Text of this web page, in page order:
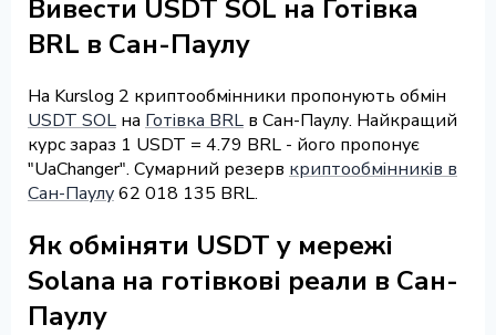
Вивести USDT SOL на Готівка
BRL в Сан-Паулу
На Kurslog 2 криптообмінники пропонують обмін
USDT SOL на Готівка BRL в Сан-Паулу. Найкращий
курс зараз 1 USDT = 4.79 BRL - його пропонує
"UaChanger". Сумарний резерв криптообмінників в
Сан-Паулу62 018 135 BRL.
Як обміняти USDT у мережі
Solana на готівкові реали в Сан-
Паулу